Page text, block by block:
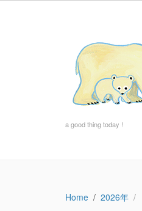
a good thing today !
Home 2026年